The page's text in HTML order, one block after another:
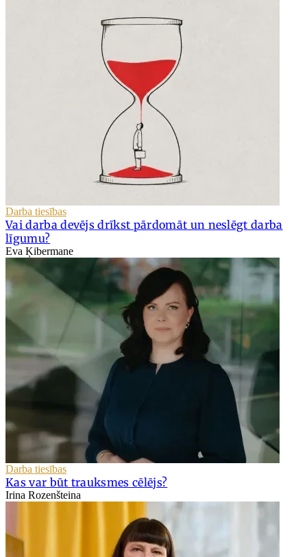
Darba tiesības
Vai darba devējs drīkst pārdomāt un neslēgt darba
līgumu?
Eva Ķibermane
Darba tiesības
Kas var būt trauksmes cēlējs?
Irina Rozenšteina